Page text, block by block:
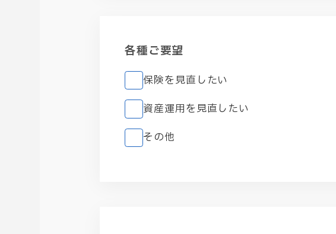
各種ご要望
保険を見直したい
資産運用を見直したい
その他